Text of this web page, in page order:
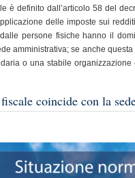
è definito dall’articolo 58 del
delle imposte sui
persone fisiche hanno il
amministrativa; se anche
o una stabile
coincide con la